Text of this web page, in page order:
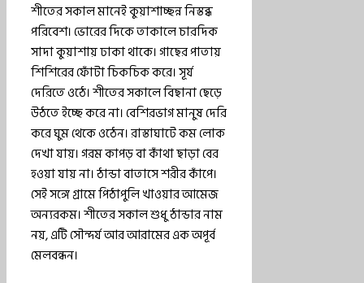
শীতের সকাল মানেই কুয়াশাচ্ছন্ন নিস্তব্ধ
পরিবেশ। ভোরের দিকে তাকালে চারদিক
সাদা কুয়াশায় ঢাকা থাকে। গাছের পাতায়
শিশিরের ফোঁটা চিকচিক করে। সূর্য
দেরিতে ওঠে। শীতের সকালে বিছানা ছেড়ে
উঠতে ইচ্ছে করে না। বেশিরভাগ মানুষ দেরি
করে ঘুম থেকে ওঠেন। রাস্তাঘাটে কম লোক
দেখা যায়। গরম কাপড় বা কাঁথা ছাড়া বের
হওয়া যায় না। ঠান্ডা বাতাসে শরীর কাঁপে।
সেই সঙ্গে গ্রামে পিঠাপুলি খাওয়ার আমেজ
অন্যরকম। শীতের সকাল শুধু ঠান্ডার নাম
নয়, এটি সৌন্দর্য আর আরামের এক অপূর্ব
মেলবন্ধন।